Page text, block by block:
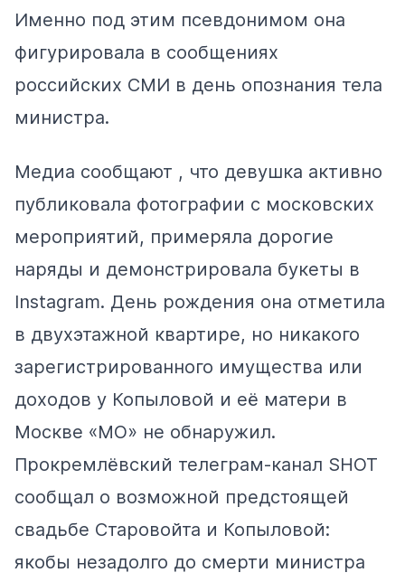
Именно под этим псевдонимом она
фигурировала в сообщениях
российских СМИ в день опознания тела
министра.
Медиа сообщают , что девушка активно
публиковала фотографии с московских
мероприятий, примеряла дорогие
наряды и демонстрировала букеты в
Instagram. День рождения она отметила
в двухэтажной квартире, но никакого
зарегистрированного имущества или
доходов у Копыловой и её матери в
Москве «МО» не обнаружил.
Прокремлёвский телеграм-канал SHOT
сообщал о возможной предстоящей
свадьбе Старовойта и Копыловой:
якобы незадолго до смерти министра